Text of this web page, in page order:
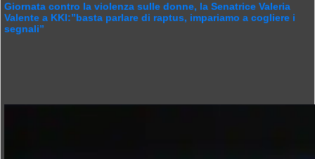
Giornata contro la violenza sulle donne, la Senatrice Valeria
Valente a KKI:”basta parlare di raptus, impariamo a cogliere i
segnali”